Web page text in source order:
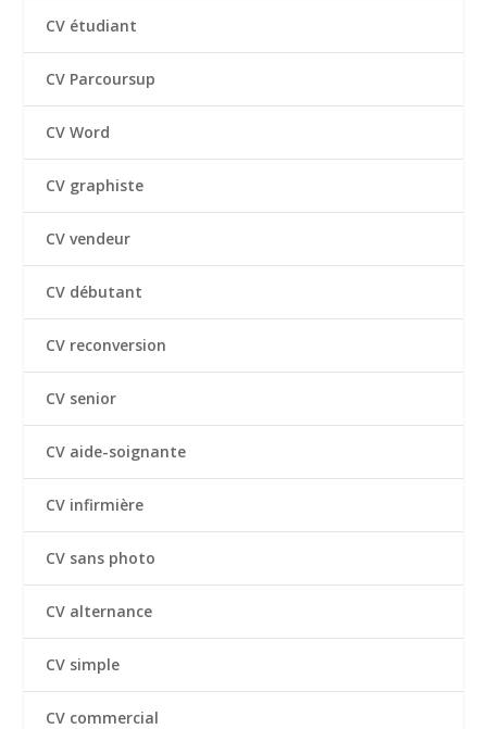
CV étudiant
CV Parcoursup
CV Word
CV graphiste
CV vendeur
CV débutant
CV reconversion
CV senior
CV aide-soignante
CV infirmière
CV sans photo
CV alternance
CV simple
CV commercial